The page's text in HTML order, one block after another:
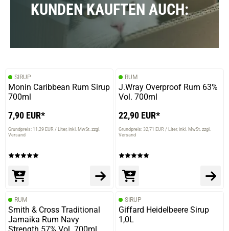
KUNDEN KAUFTEN AUCH:
SIRUP
Monin Caribbean Rum Sirup
700ml
7,90 EUR*
Grundpreis: 11,29 EUR / Liter inkl. MwSt. zzgl.
Versand
RUM
J.Wray Overproof Rum 63%
Vol. 700ml
22,90 EUR*
Grundpreis: 32,71 EUR / Liter inkl. MwSt. zzgl.
Versand
RUM
Smith & Cross Traditional
Jamaika Rum Navy
SIRUP
Giffard Heidelbeere Sirup
1,0L